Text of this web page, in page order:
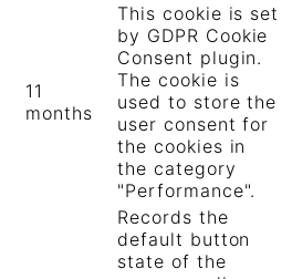
11
months
This cookie is set
by GDPR Cookie
Consent plugin.
The cookie is
used to store the
user consent for
the cookies in
the category
"Performance".
Records the
default button
state of the